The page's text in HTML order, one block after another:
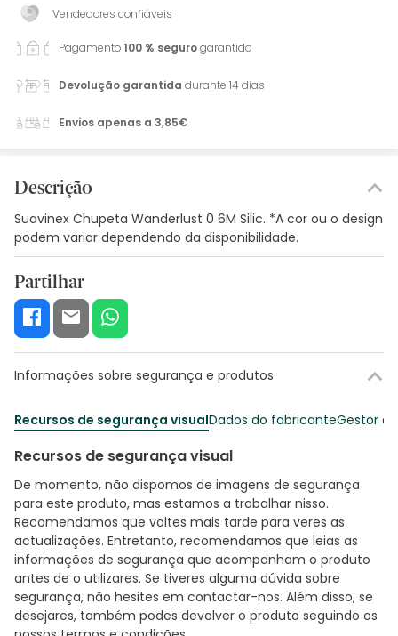
Vendedores confiáveis
Pagamento100 % segurogarantido
Devolução garantida durante 14 dias
Envios apenas a 3,85€
Descrição
Suavinex Chupeta Wanderlust 0 6M Silic. *A cor ou o design
podem variar dependendo da disponibilidade.
Partilhar
Informações sobre segurança e produtos
Recursos de segurança visualDados do fabricanteGestor
Recursos de segurança visual
De momento, não dispomos de imagens de segurança
para este produto, mas estamos a trabalhar nisso.
Recomendamos que voltes mais tarde para veres as
actualizações. Entretanto, recomendamos que leias as
informações de segurança que acompanham o produto
antes de o utilizares. Se tiveres alguma dúvida sobre
segurança, não hesites em contactar-nos. Além disso, se
desejares, também podes devolver o produto seguindo os